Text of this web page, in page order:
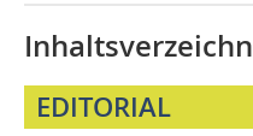
EDITORIAL